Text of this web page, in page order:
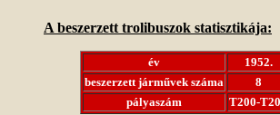
A beszerzett trolibuszok statisztikája:
év 1952.
beszerzett járművek száma
8
pályaszám
T200-